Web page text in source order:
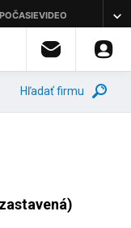
Hľadať firmu